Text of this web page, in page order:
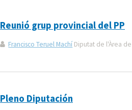
Reunió grup provincial del PP
Francisco Teruel Machí Diputat de l'Àrea
Pleno Diputación